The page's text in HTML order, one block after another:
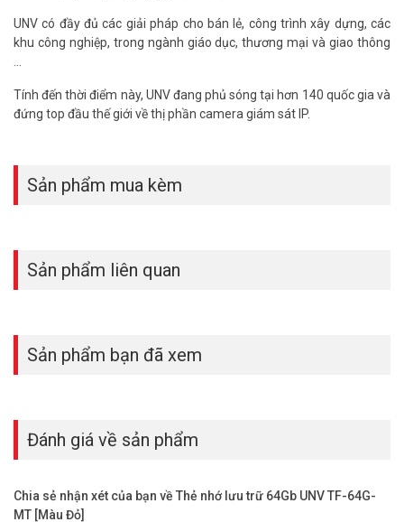
UNV có đầy đủ các giải pháp cho bán lẻ, công trình xây dựng, các
khu công nghiệp, trong ngành giáo dục, thương mại và giao thông
Tính đến thời điểm này, UNV đang phủ sóng tại hơn 140 quốc gia và
đứng top đầu thế giới về thị phần camera giám sát IP.
Sản phẩm mua kèm
Sản phẩm liên quan
Sản phẩm bạn đã xem
Đánh giá về sản phẩm
Chia sẻ nhận xét của bạn về Thẻ nhớ lưu trữ 64Gb UNV TF-64G-
MT [Màu Đỏ]